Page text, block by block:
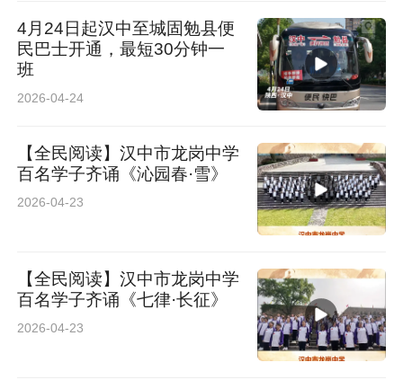
4月24日起汉中至城固勉县便
民巴士开通，最短30分钟一
班
2026-04-24
【全民阅读】汉中市龙岗中学
百名学子齐诵《沁园春·雪》
2026-04-23
【全民阅读】汉中市龙岗中学
百名学子齐诵《七律·长征》
2026-04-23